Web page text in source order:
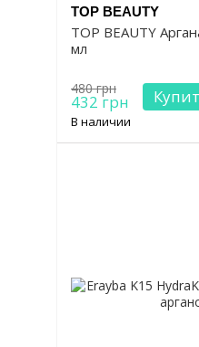
TOP BEAUTY
TOP BEAUTY
мл
480 грн
432 грн
В наличии